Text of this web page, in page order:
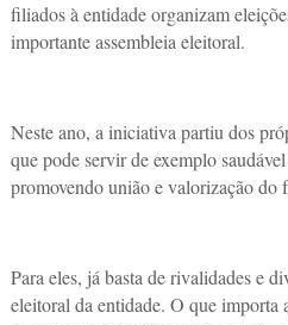
filiados à entidade organizam
importante assembleia eleitoral.
Neste ano, a iniciativa partiu dos
que pode servir de exemplo
promovendo união e valorização do
Para eles, já basta de rivalidades e
eleitoral da entidade. O que importa